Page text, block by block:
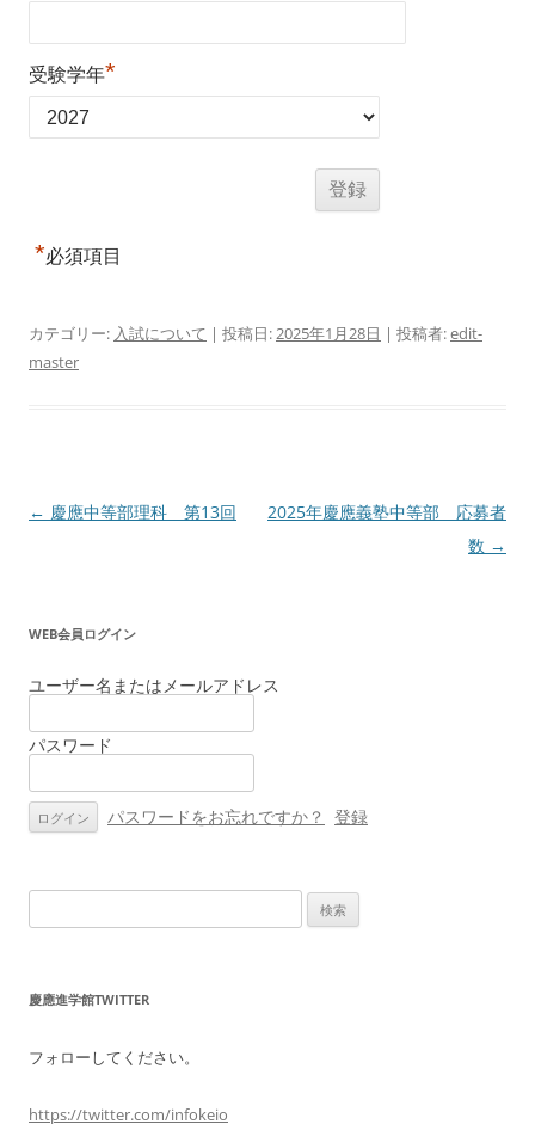
受験学年*
*必須項目
カテゴリー: 入試について | 投稿日:2025年1月28日 | 投稿者:edit-
master
投
ゲ
ー
ョ
← 慶應中等部理科 第13回
2025年慶應義塾中等部 応募者
数 →
WEB会員ログイン
ユーザー名またはメールアドレス
パスワード
パスワードをお忘れですか？ 登録
索:
慶應進学館TWITTER
フォローしてください。
https://twitter.com/infokeio